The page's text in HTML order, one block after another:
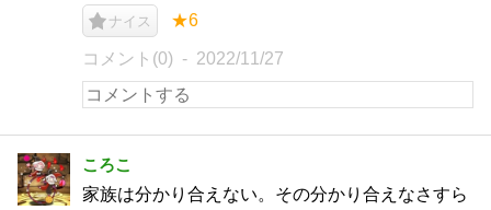
ナイス ★6
コメント(0) 2022/11/27
ころこ
家族は分かり合えない。その分かり合えなさすら